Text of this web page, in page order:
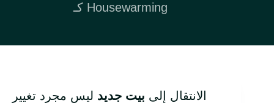
كـ Housewarming
الانتقال إلى بيت جديد ليس مجرد تغيير